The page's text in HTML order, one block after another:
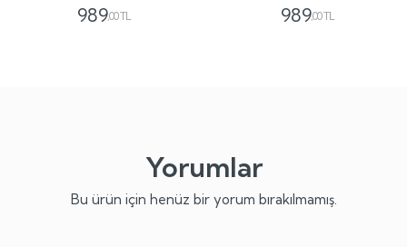
989,00 TL 989,00 TL
Yorumlar
Bu ürün için henüz bir yorum bırakılmamış.